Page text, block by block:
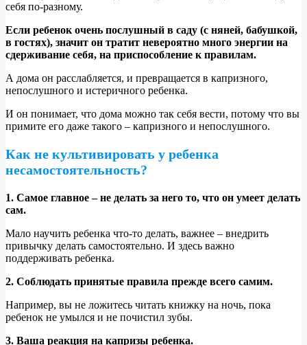
себя по-разному.
Если ребенок очень послушный в саду (с няней, бабушкой,
в гостях), значит он тратит невероятно много энергии на
сдерживание себя, на приспособление к правилам.
А дома он расслабляется, и превращается в капризного,
непослушного и истеричного ребенка.
И он понимает, что дома можно так себя вести, потому что вы
примите его даже такого – капризного и непослушного.
Как не культивировать у ребенка
несамостоятельность?
1. Самое главное – не делать за него то, что он умеет делать
сам.
Мало научить ребенка что-то делать, важнее – внедрить
привычку делать самостоятельно. И здесь важно
поддерживать ребенка.
2. Соблюдать принятые правила прежде всего самим.
Например, вы не ложитесь читать книжку на ночь, пока
ребенок не умылся и не почистил зубы.
3. Ваша реакция на капризы ребенка.